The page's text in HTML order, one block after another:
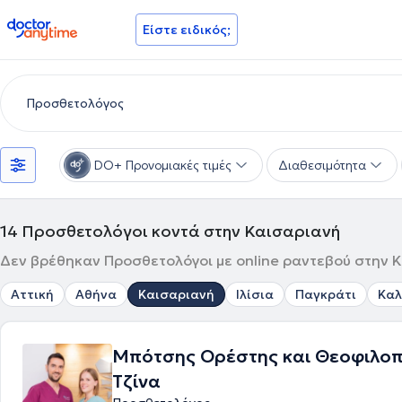
doctoranytime Είστε ειδικός;
DO+ Προνομιακές τιμές Διαθεσιμότητα
14 Προσθετολόγοι κοντά στην Καισαριανή
Δεν βρέθηκαν Προσθετολόγοι με online ραντεβού στην
Αττική Αθήνα Καισαριανή Ιλίσια Παγκράτι
Μπότσης Ορέστης και
Τζίνα